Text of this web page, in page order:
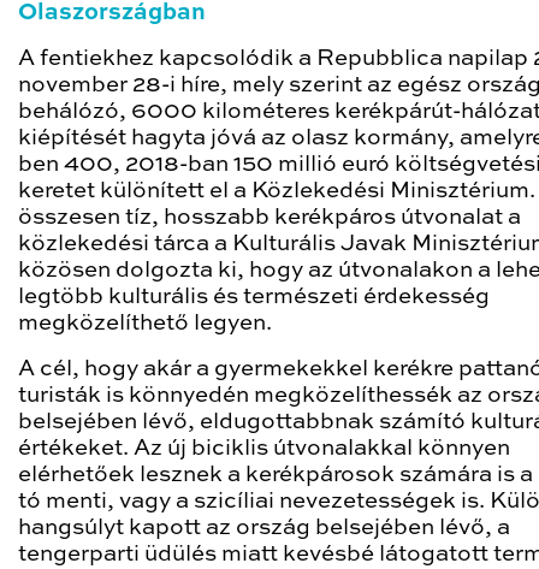
Olaszországban
A fentiekhez kapcsolódik a Repubblica napilap
november 28-i híre, mely szerint az egész
behálózó, 6000 kilométeres kerékpárút-
kiépítését hagyta jóvá az olasz kormány,
ben 400, 2018-ban 150 millió euró
keretet különített el a Közlekedési Minisztérium.
összesen tíz, hosszabb kerékpáros útvonalat a
közlekedési tárca a Kulturális Javak
közösen dolgozta ki, hogy az útvonalakon a
legtöbb kulturális és természeti érdekesség
megközelíthető legyen.
A cél, hogy akár a gyermekekkel kerékre
turisták is könnyedén megközelíthessék az
belsejében lévő, eldugottabbnak számító
értékeket. Az új biciklis útvonalakkal könnyen
elérhetőek lesznek a kerékpárosok számára is a
tó menti, vagy a szicíliai nevezetességek is.
hangsúlyt kapott az ország belsejében lévő, a
tengerparti üdülés miatt kevésbé látogatott